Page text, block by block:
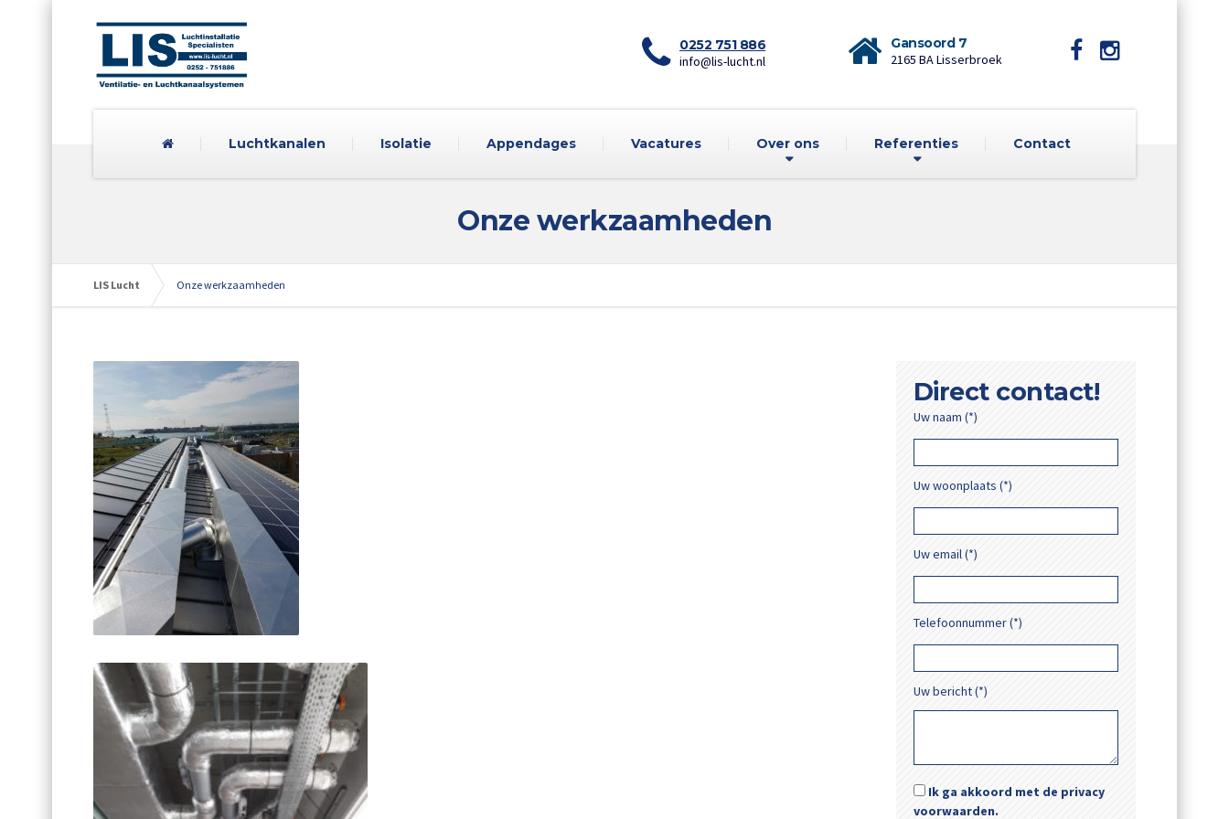
0252 751 886
info@lis-lucht.nl
Gansoord 7
2165 BA Lisserbroek
Luchtkanalen Isolatie Appendages Vacatures Over ons Referenties Contact
Onze werkzaamheden
LIS Lucht Onze werkzaamheden
Direct contact!
Uw naam (*)
Uw woonplaats (*)
Uw email (*)
Telefoonnummer (*)
Uw bericht (*)
Ik ga akkoord met de privacy
voorwaarden.